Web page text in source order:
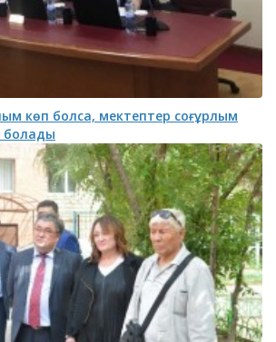
көп болса, мектептер соғұрлым
болады